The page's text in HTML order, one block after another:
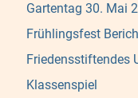
Gartentag 30. Mai
Frühlingsfest
Friedensstiftendes
Klassenspiel